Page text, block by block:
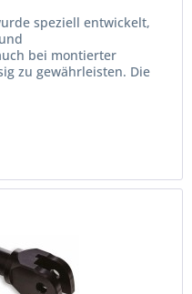
speziell entwickelt,
bei montierter
zu gewährleisten. Die